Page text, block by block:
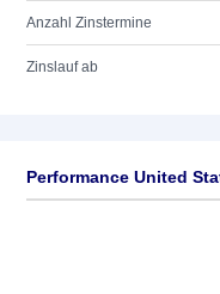
Anzahl Zinstermine
Zinslauf ab
Performance United